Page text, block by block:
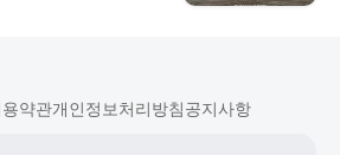
용약관개인정보처리방침 공지사항